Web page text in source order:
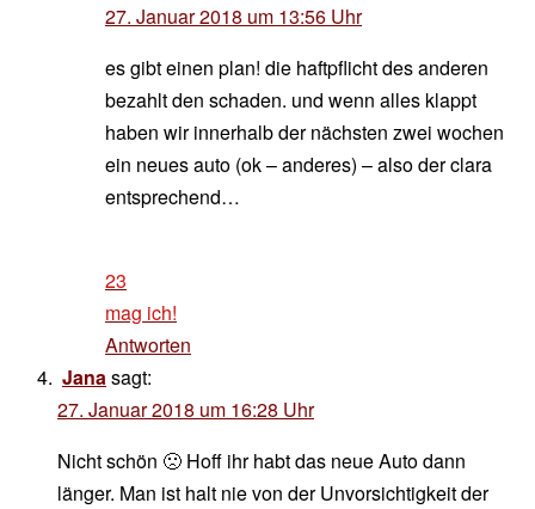
27. Januar 2018 um 13:56 Uhr
es gibt einen plan! die haftpflicht des anderen
bezahlt den schaden. und wenn alles klappt
haben wir innerhalb der nächsten zwei wochen
ein neues auto (ok – anderes) – also der clara
entsprechend…
23
mag ich!
Antworten
Janasagt:
27. Januar 2018 um 16:28 Uhr
Nicht schön 🙁 Hoff ihr habt das neue Auto dann
länger. Man ist halt nie von der Unvorsichtigkeit der